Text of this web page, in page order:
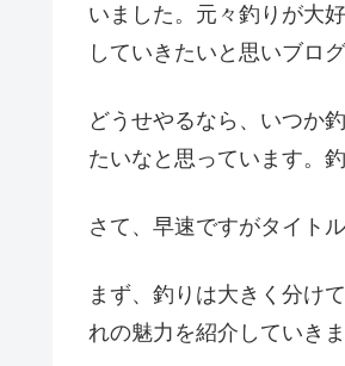
いました。元々釣りが大
していきたいと思いブロ
どうせやるなら、いつか
たいなと思っています。
さて、早速ですがタイト
まず、釣りは大きく分け
れの魅力を紹介していきま